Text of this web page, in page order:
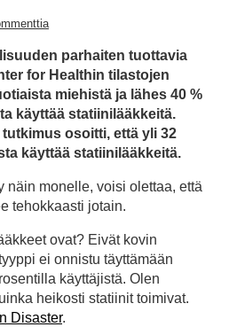
parhaiten tuottavia
for Healthin tilastojen
miehistä ja lähes 40 %
käyttää statiinilääkkeitä.
osoitti, että yli 32
käyttää statiinilääkkeitä.
näin monelle, voisi olettaa, että
tehokkaasti jotain.
ovat? Eivät kovin
ei onnistu täyttämään
käyttäjistä. Olen
heikosti statiinit toimivat.
Disaster.